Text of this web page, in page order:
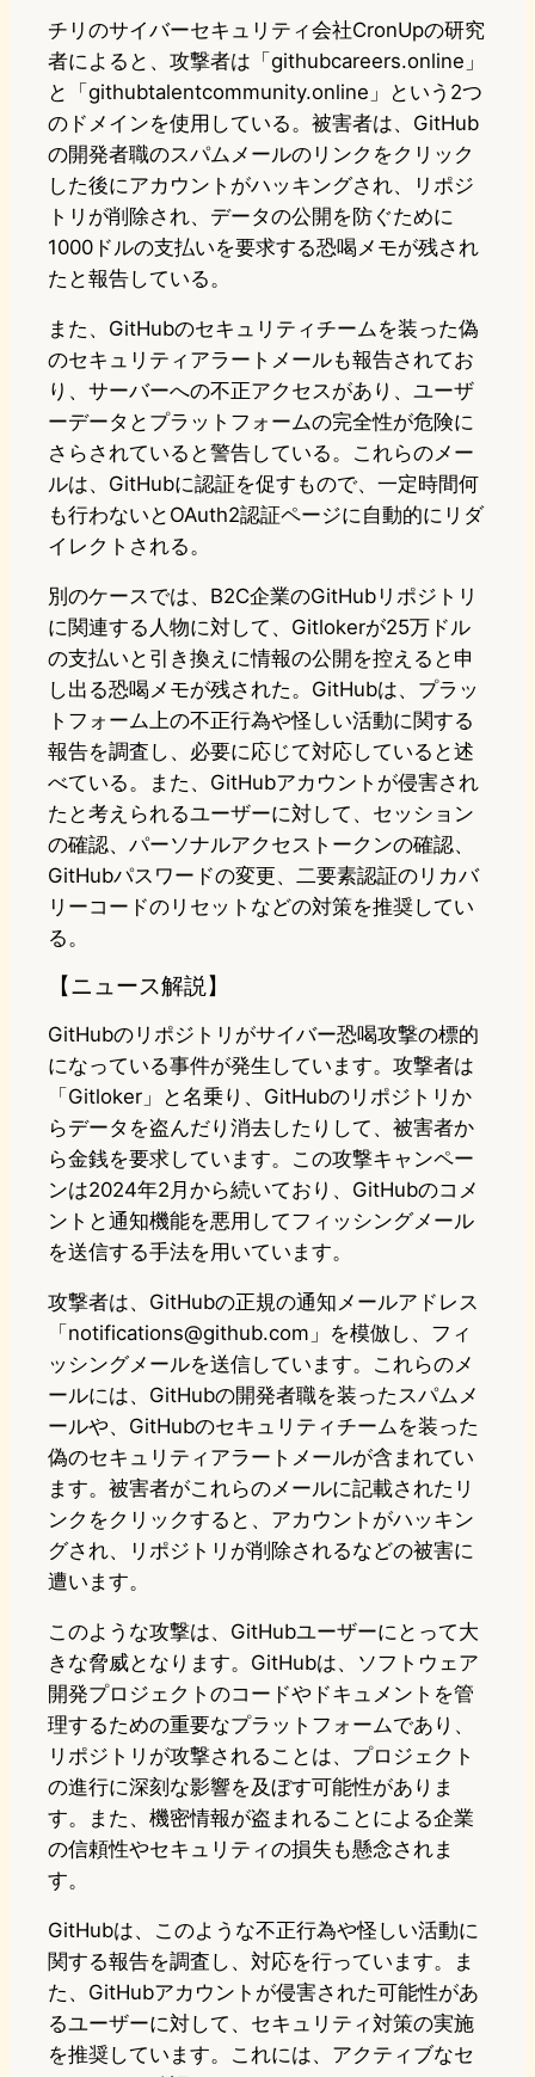
チリのサイバーセキュリティ会社CronUpの研究
者によると、攻撃者は「githubcareers.online」
と「githubtalentcommunity.online」という2つ
のドメインを使用している。被害者は、GitHub
の開発者職のスパムメールのリンクをクリック
した後にアカウントがハッキングされ、リポジ
トリが削除され、データの公開を防ぐために
1000ドルの支払いを要求する恐喝メモが残され
たと報告している。
また、GitHubのセキュリティチームを装った偽
のセキュリティアラートメールも報告されてお
り、サーバーへの不正アクセスがあり、ユーザ
ーデータとプラットフォームの完全性が危険に
さらされていると警告している。これらのメー
ルは、GitHubに認証を促すもので、一定時間何
も行わないとOAuth2認証ページに自動的にリダ
イレクトされる。
別のケースでは、B2C企業のGitHubリポジトリ
に関連する人物に対して、Gitlokerが25万ドル
の支払いと引き換えに情報の公開を控えると申
し出る恐喝メモが残された。GitHubは、プラッ
トフォーム上の不正行為や怪しい活動に関する
報告を調査し、必要に応じて対応していると述
べている。また、GitHubアカウントが侵害され
たと考えられるユーザーに対して、セッション
の確認、パーソナルアクセストークンの確認、
GitHubパスワードの変更、二要素認証のリカバ
リーコードのリセットなどの対策を推奨してい
る。
【ニュース解説】
GitHubのリポジトリがサイバー恐喝攻撃の標的
になっている事件が発生しています。攻撃者は
「Gitloker」と名乗り、GitHubのリポジトリか
らデータを盗んだり消去したりして、被害者か
ら金銭を要求しています。この攻撃キャンペー
ンは2024年2月から続いており、GitHubのコメ
ントと通知機能を悪用してフィッシングメール
を送信する手法を用いています。
攻撃者は、GitHubの正規の通知メールアドレス
「notifications@github.com」を模倣し、フィ
ッシングメールを送信しています。これらのメ
ールには、GitHubの開発者職を装ったスパムメ
ールや、GitHubのセキュリティチームを装った
偽のセキュリティアラートメールが含まれてい
ます。被害者がこれらのメールに記載されたリ
ンクをクリックすると、アカウントがハッキン
グされ、リポジトリが削除されるなどの被害に
遭います。
このような攻撃は、GitHubユーザーにとって大
きな脅威となります。GitHubは、ソフトウェア
開発プロジェクトのコードやドキュメントを管
理するための重要なプラットフォームであり、
リポジトリが攻撃されることは、プロジェクト
の進行に深刻な影響を及ぼす可能性がありま
す。また、機密情報が盗まれることによる企業
の信頼性やセキュリティの損失も懸念されま
す。
GitHubは、このような不正行為や怪しい活動に
関する報告を調査し、対応を行っています。ま
た、GitHubアカウントが侵害された可能性があ
るユーザーに対して、セキュリティ対策の実施
を推奨しています。これには、アクティブなセ